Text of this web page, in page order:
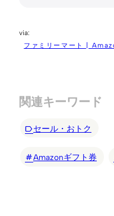
ファミリーマート |
関連キーワード
セール・おトク
Amazonギフト券